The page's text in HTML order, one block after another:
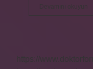
Devamını okuyun
https://